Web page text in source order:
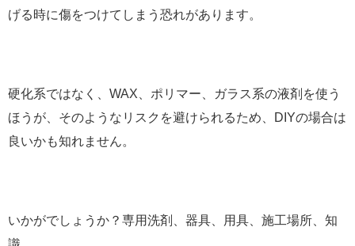
げる時に傷をつけてしまう恐れがあります。
硬化系ではなく、WAX、ポリマー、ガラス系の液剤を使う
ほうが、そのようなリスクを避けられるため、DIYの場合は
良いかも知れません。
いかがでしょうか？専用洗剤、器具、用具、施工場所、知